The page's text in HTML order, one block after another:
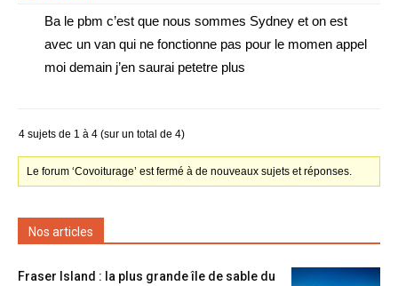
Ba le pbm c’est que nous sommes Sydney et on est
avec un van qui ne fonctionne pas pour le momen appel
moi demain j’en saurai petetre plus
4 sujets de 1 à 4 (sur un total de 4)
Le forum ‘Covoiturage’ est fermé à de nouveaux sujets et réponses.
Nos articles
Fraser Island : la plus grande île de sable du